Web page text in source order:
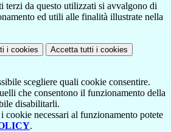
terzi da questo utilizzati si avvalgono di
ed utili alle finalità illustrate nella
i cookies Accetta tutti i cookies
scegliere quali cookie consentire.
che consentono il funzionamento della
disabilitarli.
cookie necessari al funzionamento potete
.